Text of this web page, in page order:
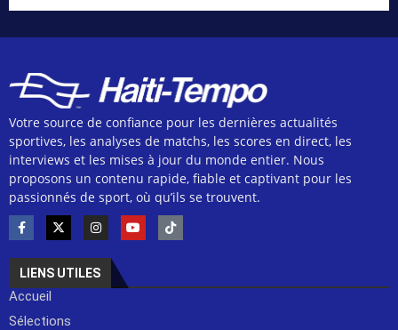
Votre source de confiance pour les dernières actualités
sportives, les analyses de matchs, les scores en direct, les
interviews et les mises à jour du monde entier. Nous
proposons un contenu rapide, fiable et captivant pour les
passionnés de sport, où qu’ils se trouvent.
LIENS UTILES
Accueil
Sélections